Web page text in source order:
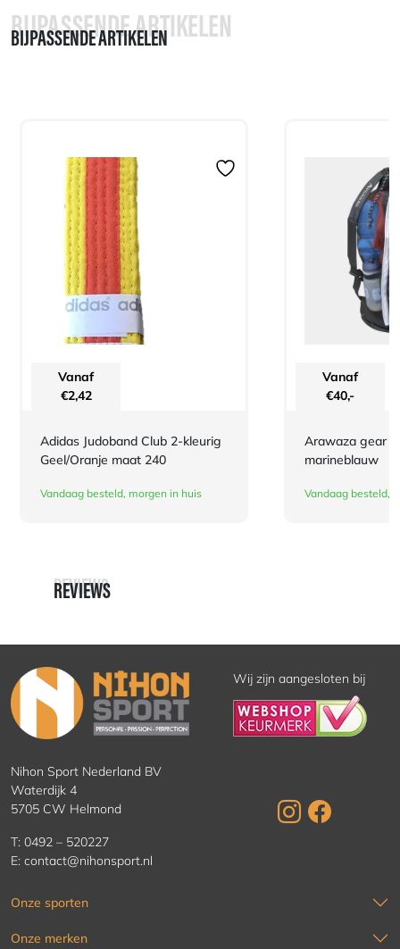
BIJPASSENDE ARTIKELEN
BIJPASSENDE ARTIKELEN
Vanaf
€2,42
Adidas Judoband Club 2-kleurig
Geel/Oranje maat 240
Vandaag besteld, morgen in huis
Vanaf
€40,-
Arawaza gear
marineblauw
Vandaag besteld,
REVIEWS
REVIEWS
Wij zijn aangesloten bij
Nihon Sport Nederland BV
Waterdijk 4
5705 CW Helmond
T: 0492 – 520227
E: contact@nihonsport.nl
Onze sporten
Onze merken